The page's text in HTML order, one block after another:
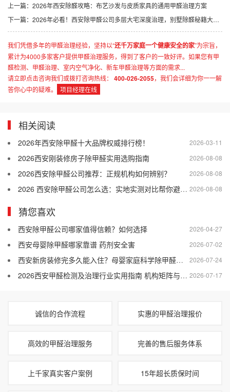
上一篇： 2026年西安除醛攻略：布艺沙发与皮质家具的通用甲醛治理方案
下一篇： 2026年必看！西安除甲醛公司多层大宅深度治理，别墅除醛秘籍大揭秘
我们凭借多年的甲醛治理经验，坚持以“还千万家庭一个健康安全的家”为宗旨，
累计为4000多家客户提供甲醛治理服务，得到了客户的一致好评。如果您有甲
醛检测、甲醛治理、室内空气净化、新车甲醛治理等方面的需求...
请立即点击咨询我们或拨打咨询热线：
400-026-2055，我们会详细为你一一解
答你心中的疑难。
项目经理在线
相关阅读
2026-03-11
2026年西安除甲醛十大品牌权威排行榜！
2026-08-08
2026西安刚装修房子除甲醛实用选购指南
2026-08-08
2026西安除甲醛公司推荐：正规机构如何辨别？
2026-08-08
2026 西安除甲醛公司怎么选：实地实测对比帮你避开差商家
猜您喜欢
2026-04-27
西安除甲醛公司哪家值得信赖？如何选择
2026-07-02
西安母婴除甲醛哪家靠谱 药剂安全害
2026-07-24
西安新房装修完多久能入住？母婴家庭科学除甲醛方法
2026-07-17
2026西安甲醛检测及治理行业实用指南 机构矩阵与落地案例全解析
诚信的合作流程 实惠的甲醛治理报价
高效的甲醛治理服务 完善的售后服务体系
上千家真实客户案例 15年超长质保时间